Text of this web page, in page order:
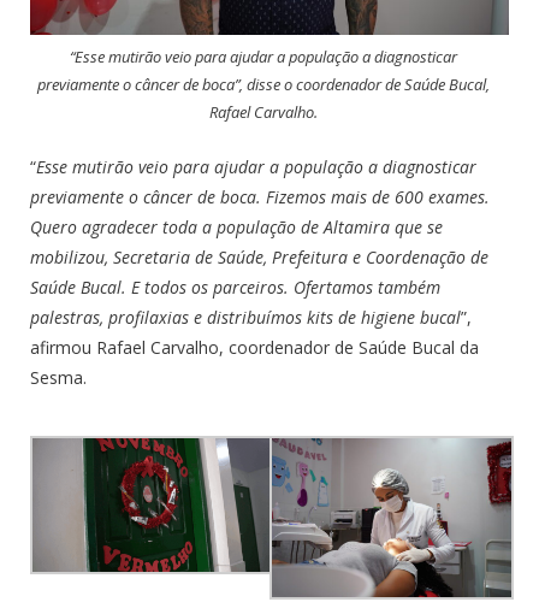
“Esse mutirão veio para ajudar a população a diagnosticar
previamente o câncer de boca”, disse o coordenador de Saúde Bucal,
Rafael Carvalho.
“Esse mutirão veio para ajudar a população a diagnosticar
previamente o câncer de boca. Fizemos mais de 600 exames.
Quero agradecer toda a população de Altamira que se
mobilizou, Secretaria de Saúde, Prefeitura e Coordenação de
Saúde Bucal. E todos os parceiros. Ofertamos também
palestras, profilaxias e distribuímos kits de higiene bucal”,
afirmou Rafael Carvalho, coordenador de Saúde Bucal da
Sesma.